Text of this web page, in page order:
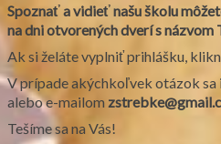
Spoznať a vidieť našu školu
na dni otvorených dverí s názvom
Ak si želáte vyplniť prihlášku,
V prípade akýchkoľvek otázok
alebo e-mailom
Tešíme sa na Vás!